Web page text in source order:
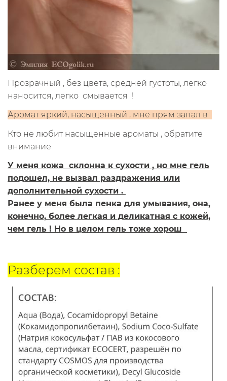
Прозрачный , без цвета, средней густоты, легко
наносится, легко смывается !
Аромат яркий, насыщенный , мне прям запал в
Кто не любит насыщенные ароматы , обратите
внимание
У меня кожа склонна к сухости , но мне гель
подошел, не вызвал раздражения или
дополнительной сухости .
Ранее у меня была пенка для умывания, она,
конечно, более легкая и деликатная с кожей,
чем гель ! Но в целом гель тоже хорош
Разберем состав :